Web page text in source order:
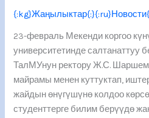
23-февраль Мекенди коргоо
университетинде салтанаттуу
ТалМУнун ректору Ж.С.
майрамы менен куттуктап,
жайдын өнүгүшүнө колдоо
студенттерге билим берүүдө